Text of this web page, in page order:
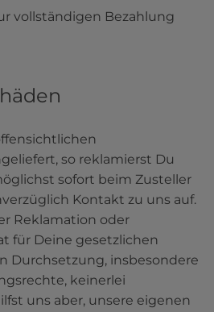
vollständigen Bezahlung
so reklamierst Du
sofort beim Zusteller
Kontakt zu uns auf.
Reklamation oder
für Deine gesetzlichen
Durchsetzung, insbesondere
keinerlei
uns aber, unsere eigenen